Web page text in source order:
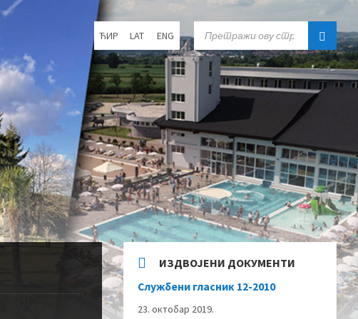
language:
ЋИР LAT ENG
ИЗДВОЈЕНИ ДОКУМЕНТИ
Службени гласник 12-2010
23. октобар 2019.